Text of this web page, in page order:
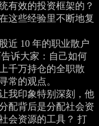
有效的投资框架的？
这些经验里不断地复
近 10 年的职业散户
诉大家：自己如何
千万持仓的全职散
常的观点。
我印象特别深刻，他
配背后是分配社会资
会资源的工具？ 打